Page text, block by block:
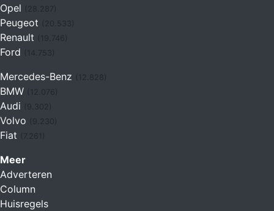
Opel
Peugeot
Renault (19.746)
Ford (14.753)
Mercedes-Benz
BMW (12.076)
Audi
Volvo
Fiat (7.261)
Meer
Adverteren
Column
Huisregels